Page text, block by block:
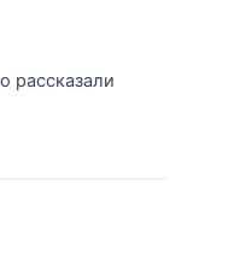
рассказали